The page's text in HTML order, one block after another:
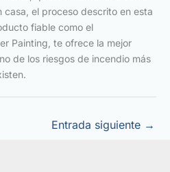
el proceso descrito en esta
fiable como el
Painting, te ofrece la mejor
de los riesgos de incendio más
Entrada siguiente →